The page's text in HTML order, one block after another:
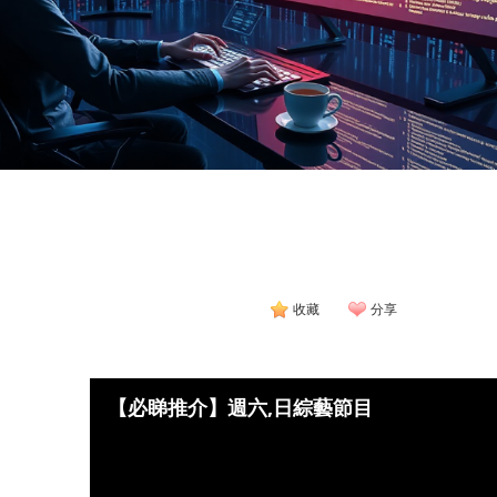
收藏 分享
【必睇推介】週六,日綜藝節目